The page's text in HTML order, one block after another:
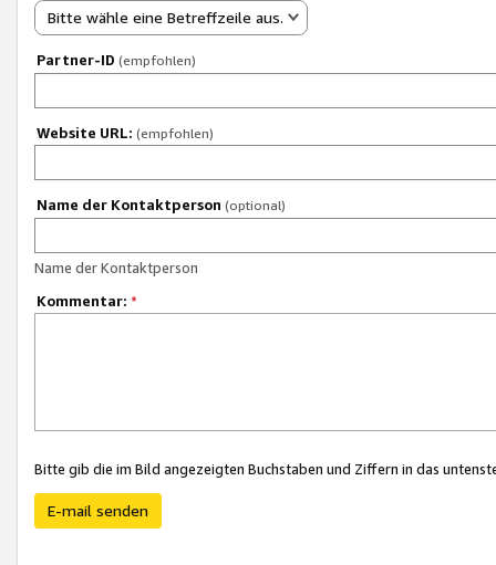
Bitte wähle eine Betreffzeile aus.
Partner-ID (empfohlen)
Website URL: (empfohlen)
Name der Kontaktperson (optional)
Name der Kontaktperson
Kommentar: *
Bitte gib die im Bild angezeigten Buchstaben und Ziffern in das
E-mail senden